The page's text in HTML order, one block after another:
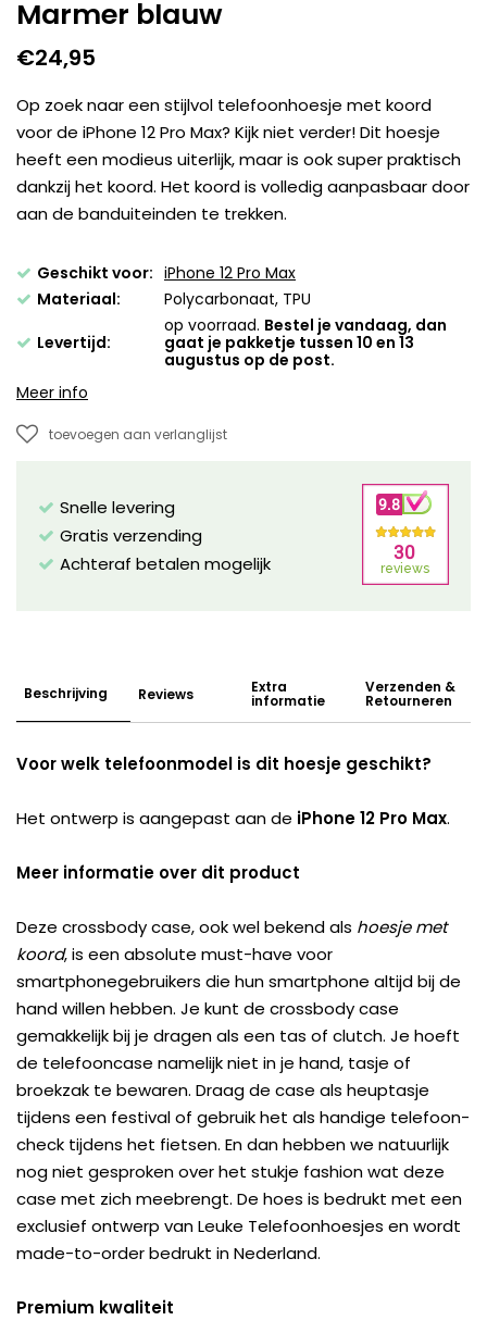
Marmer blauw
€24,95
Op zoek naar een stijlvol telefoonhoesje met koord
voor de iPhone 12 Pro Max? Kijk niet verder! Dit hoesje
heeft een modieus uiterlijk, maar is ook super praktisch
dankzij het koord. Het koord is volledig aanpasbaar door
aan de banduiteinden te trekken.
Geschikt voor: iPhone 12 Pro Max
Materiaal:
Polycarbonaat, TPU
Levertijd:
op voorraad. Bestel je vandaag, dan
gaat je pakketje tussen 10 en 13
augustus op de post.
Meer info
toevoegen aan verlanglijst
Snelle levering
Gratis verzending
Achteraf betalen mogelijk
Beschrijving Reviews Extra
informatie
Verzenden &
Retourneren
Voor welk telefoonmodel is dit hoesje geschikt?
Het ontwerp is aangepast aan de iPhone 12 Pro Max.
Meer informatie over dit product
Deze crossbody case, ook wel bekend als hoesje met
koord, is een absolute must-have voor
smartphonegebruikers die hun smartphone altijd bij de
hand willen hebben. Je kunt de crossbody case
gemakkelijk bij je dragen als een tas of clutch. Je hoeft
de telefooncase namelijk niet in je hand, tasje of
broekzak te bewaren. Draag de case als heuptasje
tijdens een festival of gebruik het als handige telefoon-
check tijdens het fietsen. En dan hebben we natuurlijk
nog niet gesproken over het stukje fashion wat deze
case met zich meebrengt. De hoes is bedrukt met een
exclusief ontwerp van Leuke Telefoonhoesjes en wordt
made-to-order bedrukt in Nederland.
Premium kwaliteit